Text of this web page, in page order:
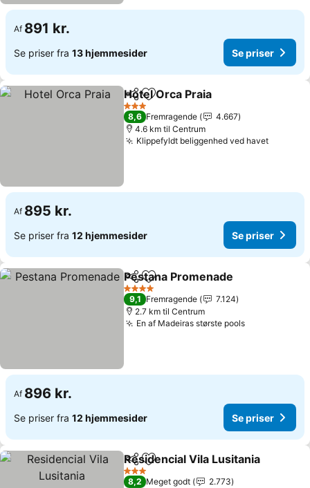
Af 891 kr.
Se priser fra 13 hjemmesider Se priser
Del Føj til favoritter
Hotel Orca Praia
3 Stjerner
8,6 Fremragende
4.667
4.6 km til Centrum
Klippefyldt beliggenhed ved havet
Af 895 kr.
Se priser fra 12 hjemmesider Se priser
Del Føj til favoritter
Pestana Promenade
4 Stjerner
9,1 Fremragende
7.124
2.7 km til Centrum
En af Madeiras største pools
Af 896 kr.
Se priser fra 12 hjemmesider Se priser
Del Føj til favoritter
Residencial Vila Lusitania
3 Stjerner
8,2 Meget godt
2.773